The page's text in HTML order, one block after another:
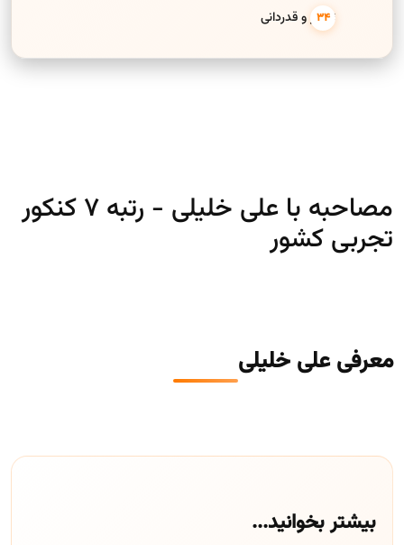
تشکر و قدردانی
مصاحبه با علی خلیلی - رتبه 7 کنکور
تجربی کشور
معرفی علی خلیلی
بیشتر بخوانید...